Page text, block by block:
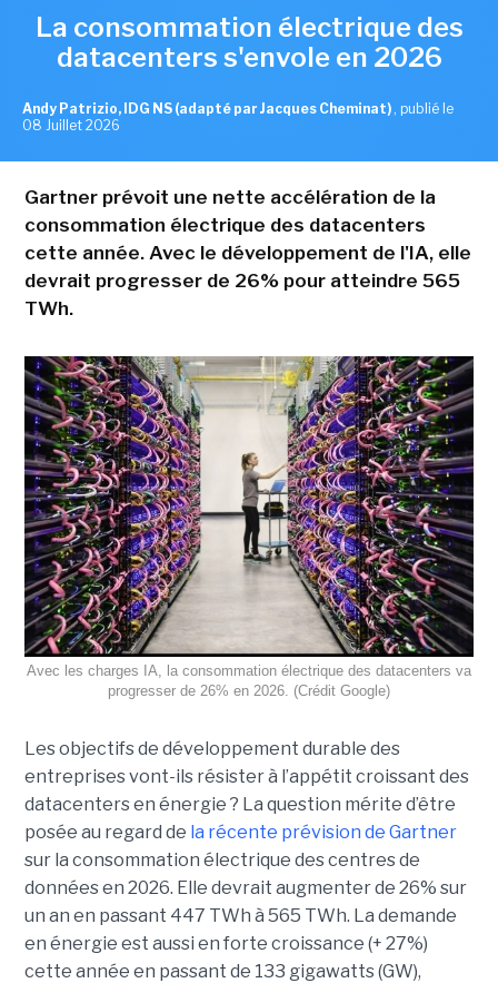
La consommation électrique des
datacenters s'envole en 2026
Andy Patrizio, IDG NS (adapté par Jacques Cheminat) , publié le
08 Juillet 2026
Gartner prévoit une nette accélération de la
consommation électrique des datacenters
cette année. Avec le développement de l'IA, elle
devrait progresser de 26% pour atteindre 565
TWh.
Avec les charges IA, la consommation électrique des datacenters va
progresser de 26% en 2026. (Crédit Google)
Les objectifs de développement durable des
entreprises vont-ils résister à l’appétit croissant des
datacenters en énergie ? La question mérite d’être
posée au regard de la récente prévision de Gartner
sur la consommation électrique des centres de
données en 2026. Elle devrait augmenter de 26% sur
un an en passant 447 TWh à 565 TWh. La demande
en énergie est aussi en forte croissance (+ 27%)
cette année en passant de 133 gigawatts (GW),